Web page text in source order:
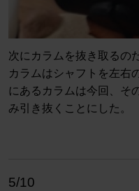
次にカラムを抜き取るの
カラムはシャフトを左右
にあるカラムは今回、そ
み引き抜くことにした。
5/10